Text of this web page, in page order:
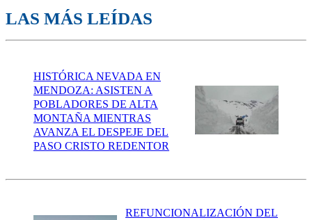
LAS MÁS LEÍDAS
HISTÓRICA NEVADA EN
MENDOZA: ASISTEN A
POBLADORES DE ALTA
MONTAÑA MIENTRAS
AVANZA EL DESPEJE DEL
PASO CRISTO REDENTOR
REFUNCIONALIZACIÓN DEL